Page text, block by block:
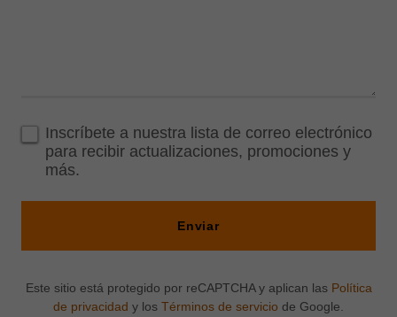
Inscríbete a nuestra lista de correo electrónico
para recibir actualizaciones, promociones y
más.
Enviar
Este sitio está protegido por reCAPTCHA y aplican las Política
de privacidad y los Términos de servicio de Google.